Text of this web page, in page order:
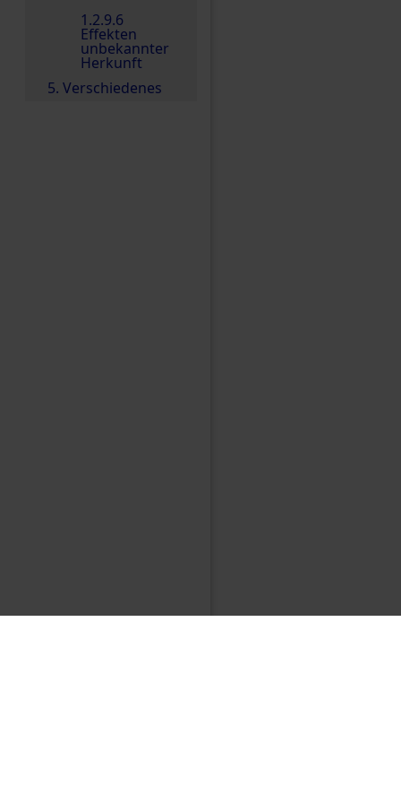
1.2.9.6
Effekten
unbekannter
Herkunft
5. Verschiedenes